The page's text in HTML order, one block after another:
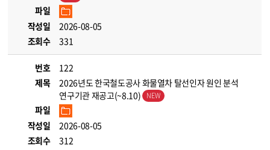
파일
작성일
2026-08-05
조회수
331
번호
122
제목
2026년도 한국철도공사 화물열차 탈선인자 원인 분석
연구기관 재공고(~8.10)
파일
작성일
2026-08-05
조회수
312